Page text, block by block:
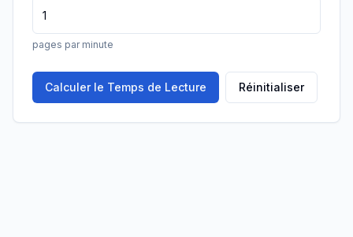
pages par minute
Calculer le Temps de Lecture Réinitialiser